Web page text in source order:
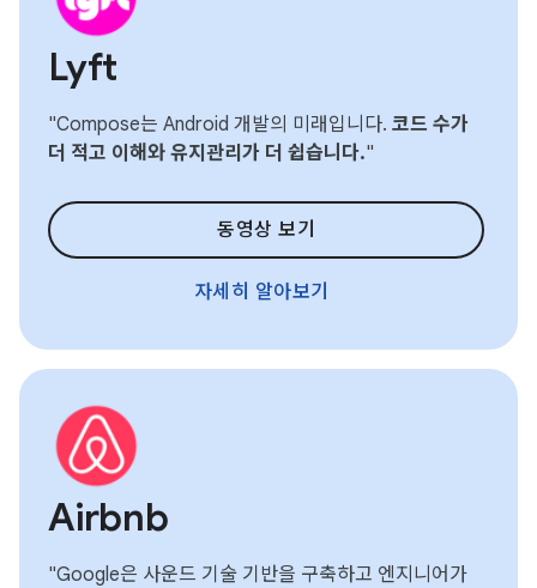
Lyft
"Compose는 Android 개발의 미래입니다. 코드 수가
더 적고 이해와 유지관리가 더 쉽습니다."
동영상 보기
자세히 알아보기
Airbnb
"Google은 사운드 기술 기반을 구축하고 엔지니어가